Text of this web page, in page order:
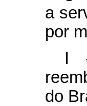
a
por
I
do